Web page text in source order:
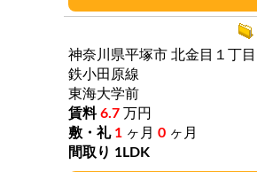
神奈川県平塚市 北金目１丁目
鉄小田原線
東海大学前
6.7 万円
1 ヶ月 0 ヶ月
1LDK